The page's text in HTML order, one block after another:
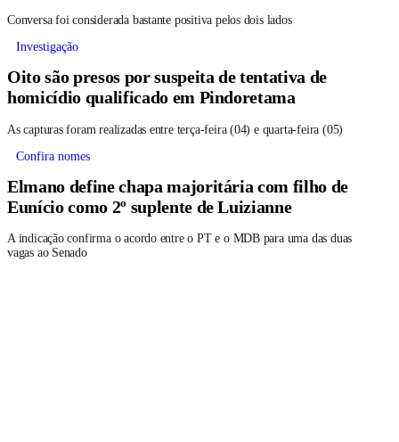
Conversa foi considerada bastante positiva pelos dois lados
Investigação
Oito são presos por suspeita de tentativa de
homicídio qualificado em Pindoretama
As capturas foram realizadas entre terça-feira (04) e quarta-feira (05)
Confira nomes
Elmano define chapa majoritária com filho de
Eunício como 2º suplente de Luizianne
A indicação confirma o acordo entre o PT e o MDB para uma das duas
vagas ao Senado